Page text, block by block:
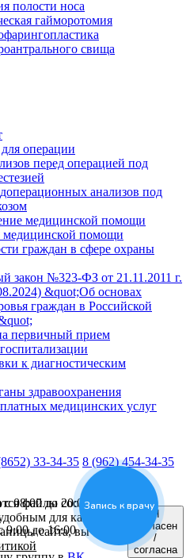
полости носа
гайморотомия
свища
операции
перед операцией под
анализов под
медицинской помощи
медицинской помощи
граждан в сфере охраны
закон №323-ФЗ от 21.11.2011 г.
&quot;Об основах
граждан в Российской
первичный прием
к диагностическим
здравоохранения
медицинских услуг
33-34-35 8 (962) 454-34-35
08:00 до 20:00
9:00 до 16:00
Запись к врачу
файлы cookies,
для каждого
сайта, вы
Я
согласен
/
согласна